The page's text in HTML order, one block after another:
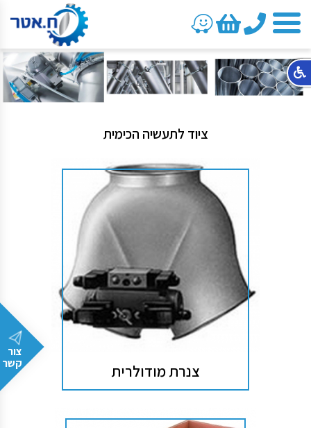
טלפון
צור
קשר
ציוד לתעשיה הכימית
צנרת מודולרית